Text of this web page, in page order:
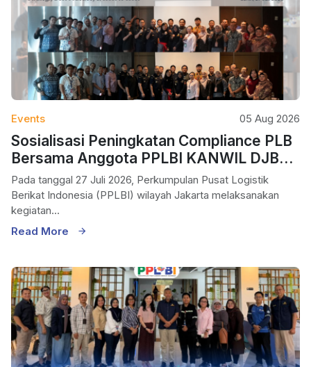
Events 05 Aug 2026
Sosialisasi Peningkatan Compliance PLB
Bersama Anggota PPLBI KANWIL DJBC
Jakarta
Pada tanggal 27 Juli 2026, Perkumpulan Pusat Logistik
Berikat Indonesia (PPLBI) wilayah Jakarta melaksanakan
kegiatan...
Read More